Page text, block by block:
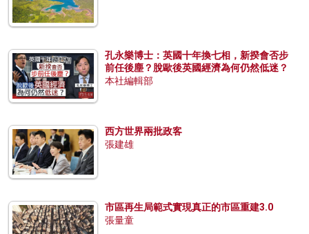
孔永樂博士：英國十年換七相，新揆會否步
前任後塵？脫歐後英國經濟為何仍然低迷？
本社編輯部
西方世界兩批政客
張建雄
市區再生局範式實現真正的市區重建3.0
張量童